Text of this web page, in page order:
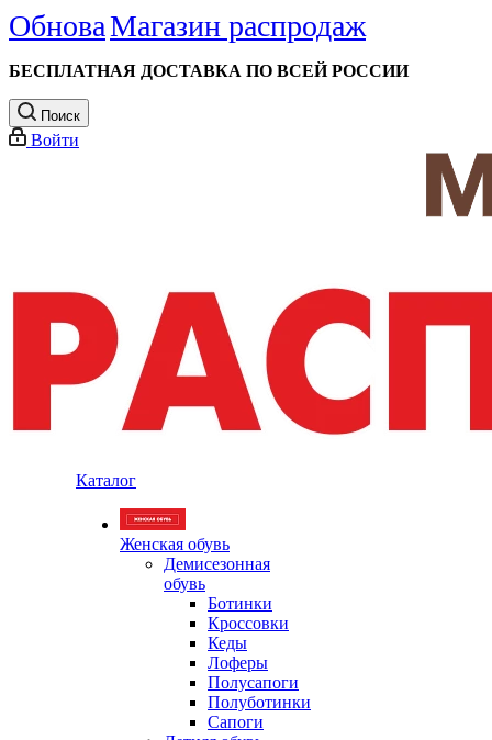
ОбноваМагазин распродаж
БЕСПЛАТНАЯ ДОСТАВКА ПО ВСЕЙ РОССИИ
Поиск
Войти
Каталог
Женская обувь
Демисезонная
обувь
Ботинки
Кроссовки
Кеды
Лоферы
Полусапоги
Полуботинки
Сапоги